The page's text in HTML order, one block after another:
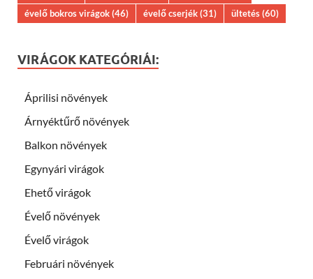
évelő bokros virágok(46) évelő cserjék(31) ültetés(60)
VIRÁGOK KATEGÓRIÁI:
Áprilisi növények
Árnyéktűrő növények
Balkon növények
Egynyári virágok
Ehető virágok
Évelő növények
Évelő virágok
Februári növények